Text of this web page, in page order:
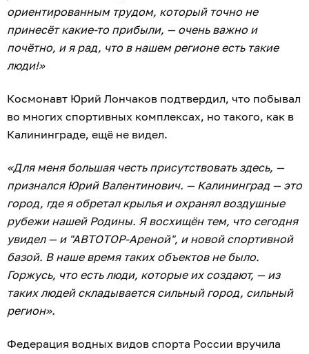
ориентированным трудом, который точно не
принесёт какие-то прибыли, — очень важно и
почётно, и я рад, что в нашем регионе есть такие
люди!»
Космонавт Юрий Лончаков подтвердил, что побывал
во многих спортивных комплексах, но такого, как в
Калининграде, ещё не видел.
«Для меня большая честь присутствовать здесь, —
признался Юрий Валентинович. — Калининград — это
город, где я обретал крылья и охранял воздушные
рубежи нашей Родины. Я восхищён тем, что сегодня
увидел — и "АВТОТОР-Ареной", и новой спортивной
базой. В наше время таких объектов не было.
Горжусь, что есть люди, которые их создают, — из
таких людей складывается сильный город, сильный
регион».
Федерация водных видов спорта России вручила